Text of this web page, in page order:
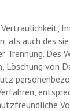
Vertraulichkeit,
als auch des
Trennung. Des
von